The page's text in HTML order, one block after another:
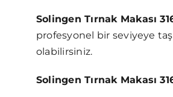
Solingen Tırnak Makası
profesyonel bir seviyeye
olabilirsiniz.
Solingen Tırnak Makası